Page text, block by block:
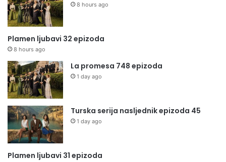
8 hours ago
Plamen ljubavi 32 epizoda
8 hours ago
La promesa 748 epizoda
1 day ago
Turska serija nasljednik epizoda 45
1 day ago
Plamen ljubavi 31 epizoda